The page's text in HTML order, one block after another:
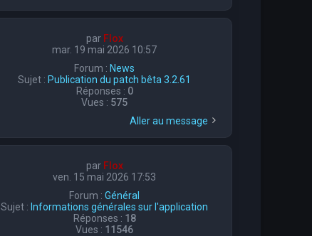
par Flox
mar. 19 mai 2026 10:57
Forum : News
Sujet : Publication du patch bêta 3.2.61
Réponses : 0
Vues : 575
Aller au message
par Flox
ven. 15 mai 2026 17:53
Forum :Général
Sujet : Informations générales sur l'application
Réponses : 18
Vues : 11546